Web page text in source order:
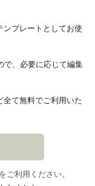
ンプレートとしてお使
で、必要に応じて編集
全て無料でご利用いた
ご利用ください。